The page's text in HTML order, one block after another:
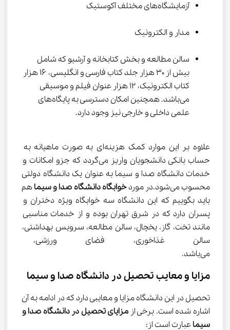
آزمایشگاه‌های مختلف آکوستیک
مدار و الکترونیک
سالن مطالعه و بخش کتابخانه و آرشیو که شامل
بیش از ۳۰ هزار جلد کتاب فارسی و انگلیسی، ۱۶ هزار
کتاب الکترونیک، ۱۲ هزار عنوان فیلم و موسیقی
می‌باشد. همچنین امکان دسترسی به پایگاه‌های
علمی داخلی و خارجی نیز وجود دارد.
علاوه بر این موارد کمک هزینه‌ای به صورت ماهیانه به
حساب بانکی دانشجویان واریز می‌گردد که جزو امکانات و
خدمات دانشگاه صدا و سیما به عنوان یک دانشگاه دولتی
محسوب می‌شود.در مورد
خوابگاه دانشگاه صدا و سیما هم
باید بگوییم که این دانشگاه سه خوابگاه ویژه دختران و
پسران دارد که در شرق تهران بوده و از خدمات مناسبی
مانند تخت، گاز، یخچال، سالن مطالعه، سرویس بهداشتی،
سالن غذاخوری، فضای ورزشی،
می‌باشد.
مزایا و معایب تحصیل در دانشگاه صدا و سیما
تحصیل در این دانشگاه مزایا و معایبی دارد که در ادامه به آن
اشاره شده است. برخی از مزایای تحصیل در دانشگاه صدا و
سیما عبارت است از: